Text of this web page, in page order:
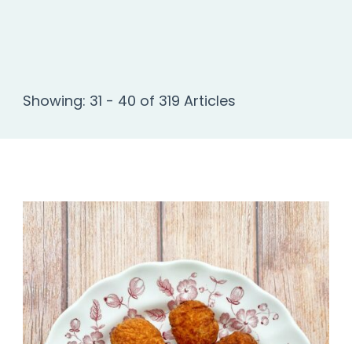
Showing: 31 - 40 of 319 Articles